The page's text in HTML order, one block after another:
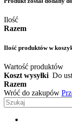
Ilość
Razem
Ilość produktów w
Wartość produktów
Koszt wysyłki Do
Razem
Wróć do zakupów